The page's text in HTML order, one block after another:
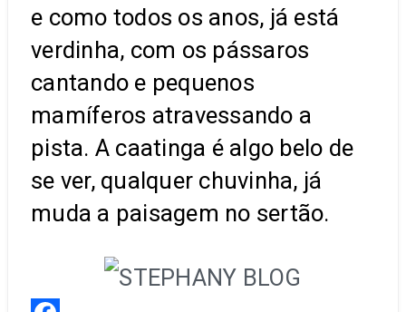
e como todos os anos, já está
verdinha, com os pássaros
cantando e pequenos
mamíferos atravessando a
pista. A caatinga é algo belo de
se ver, qualquer chuvinha, já
muda a paisagem no sertão.